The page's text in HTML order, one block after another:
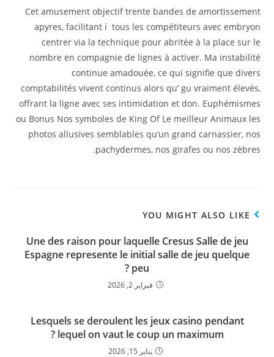
Cet amusement objectif trente bandes de amortissement
apyres, facilitant í tous les compétiteurs avec embryon
centrer via la technique pour abritée à la place sur le
nombre en compagnie de lignes à activer. Ma instabilité
continue amadouée, ce qui signifie que divers
comptabilités vivent continus alors qu’ gu vraiment élevés,
offrant la ligne avec ses intimidation et don. Euphémismes
ou Bonus Nos symboles de King Of Le meilleur Animaux les
photos allusives semblables qu’un grand carnassier, nos
pachydermes, nos girafes ou nos zèbres.
YOU MIGHT ALSO LIKE
Une des raison pour laquelle Cresus Salle de jeu
Espagne represente le initial salle de jeu quelque
peu ?
فبراير 2, 2026
Lesquels se deroulent les jeux casino pendant
lequel on vaut le coup un maximum ?
يناير 15, 2026